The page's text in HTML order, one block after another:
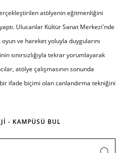
atölyenin eğitmenliğini
Ulucanlar Kültür Sanat Merkezi'nde
oyun ve hareket yoluyla duygularını
sınırsızlığıyla tekrar yorumlayarak
atölye çalışmasının sonunda
bir ifade biçimi olan canlandırma tekniğini
- KAMPÜSÜ BUL